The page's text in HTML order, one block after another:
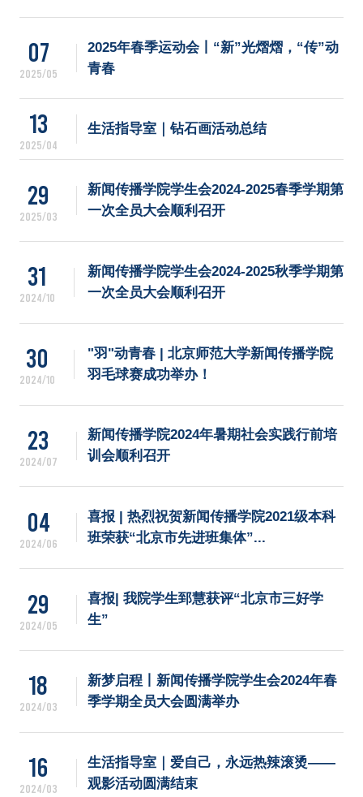
07
2025/05
2025年春季运动会丨“新”光熠熠，“传”动
青春
13
2025/04
生活指导室｜钻石画活动总结
29
2025/03
新闻传播学院学生会2024-2025春季学期第
一次全员大会顺利召开
31
2024/10
新闻传播学院学生会2024-2025秋季学期第
一次全员大会顺利召开
30
2024/10
"羽"动青春 | 北京师范大学新闻传播学院
羽毛球赛成功举办！
23
2024/07
新闻传播学院2024年暑期社会实践行前培
训会顺利召开
04
2024/06
喜报 | 热烈祝贺新闻传播学院2021级本科
班荣获“北京市先进班集体”...
29
2024/05
喜报| 我院学生郅慧获评“北京市三好学
生”
18
2024/03
新梦启程丨新闻传播学院学生会2024年春
季学期全员大会圆满举办
16
2024/03
生活指导室｜爱自己，永远热辣滚烫——
观影活动圆满结束